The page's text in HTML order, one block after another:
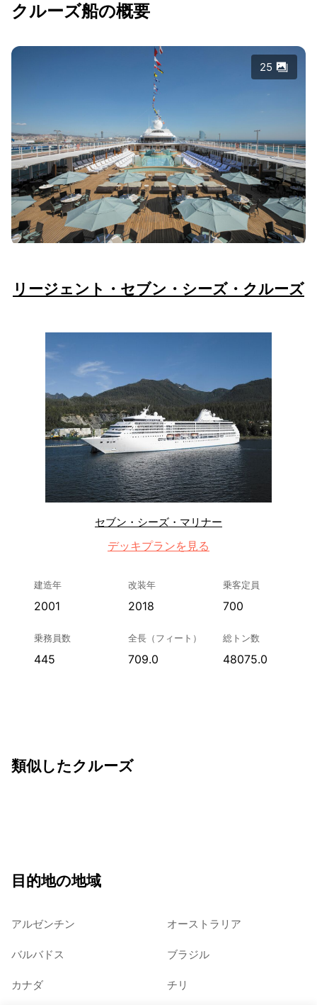
クルーズ船の概要
25
リージェント・セブン・シーズ・クルーズ
セブン・シーズ・マリナー
デッキプランを見る
建造年
2001
改装年
2018
乗客定員
700
乗務員数
445
全長（フィート）
709.0
総トン数
48075.0
類似したクルーズ
目的地の地域
アルゼンチン オーストラリア
バルバドス ブラジル
カナダ チリ